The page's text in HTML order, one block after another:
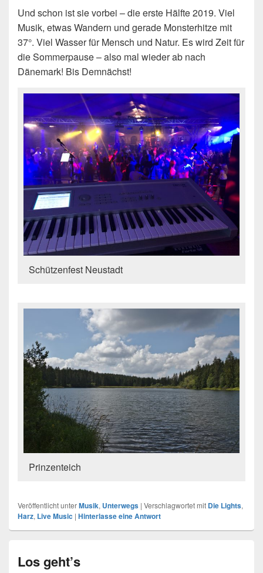
Und schon ist sie vorbei – die erste Hälfte 2019. Viel
Musik, etwas Wandern und gerade Monsterhitze mit
37°. Viel Wasser für Mensch und Natur. Es wird Zeit für
die Sommerpause – also mal wieder ab nach
Dänemark! Bis Demnächst!
Schützenfest Neustadt
Prinzenteich
Veröffentlicht unterMusik, Unterwegs | Verschlagwortet mit Die Lights,
Harz, Live Music | Hinterlasse eine Antwort
Los geht’s